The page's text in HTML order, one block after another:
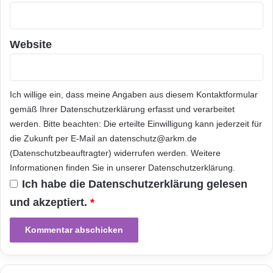
ist auch das Datenvolumen, vor allem wenn
streamen. Prüfen Sie die Laufzeit des Vertrags
sowie die enthaltenen Leistungen wie Telefon-
und SMS-Flatrates. Vergleichen Sie
verschiedene Tarife von Anbietern wie
Telekom,Vodafoneoder Freenet, um das
beste Angebot für sich zu finden. Denken Sie
auch an Zusatzoptionen wie internationales
Roaming, falls Sie häufig ins Ausland reisen.
h
o
n
e
n
l
a
r
v
t
Website
Ich willige ein, dass meine Angaben aus diesem Kontaktformular
gemäß Ihrer Datenschutzerklärung erfasst und verarbeitet
werden. Bitte beachten: Die erteilte Einwilligung kann jederzeit für
die Zukunft per E-Mail an datenschutz@arkm.de
(Datenschutzbeauftragter) widerrufen werden. Weitere
Informationen finden Sie in unserer Datenschutzerklärung
Ich habe die Datenschutzerklärung gelesen
und akzeptiert. *